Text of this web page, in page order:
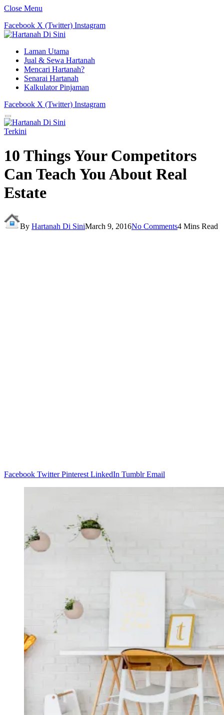
Close Menu
Facebook X (Twitter) Instagram
Laman Utama
Jual & Sewa Hartanah
Mencari Hartanah?
Senarai Hartanah
Kalkulator Pinjaman
Facebook X (Twitter) Instagram
Terkini
10 Things Your Competitors
Can Teach You About Real
Estate
By Hartanah Di SiniMarch 9, 2016No Comments4 Mins Read
Facebook Twitter Pinterest LinkedIn Tumblr Email